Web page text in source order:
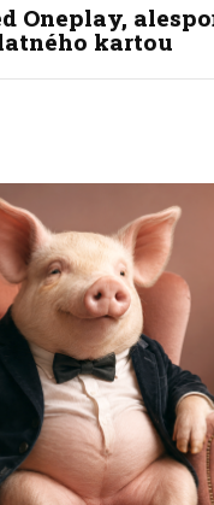
Oneplay,
kartou